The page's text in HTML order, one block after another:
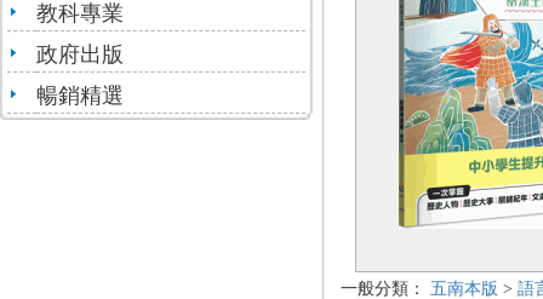
教科專業
政府出版
暢銷精選
一般分類： 五南本版 > 語